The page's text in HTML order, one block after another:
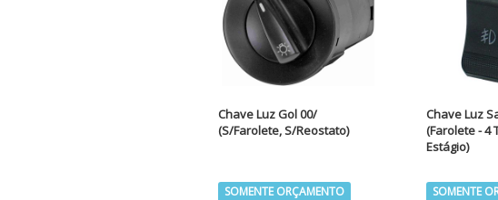
Chave Luz Gol 00/
(S/Farolete, S/Reostato)
SOMENTE ORÇAMENTO
Chave Luz
(Farolete - 4
Estágio)
SOMENTE